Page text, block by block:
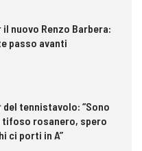
il nuovo Renzo Barbera:
passo avanti
del tennistavolo: “Sono
tifoso rosanero, spero
ci porti in A”